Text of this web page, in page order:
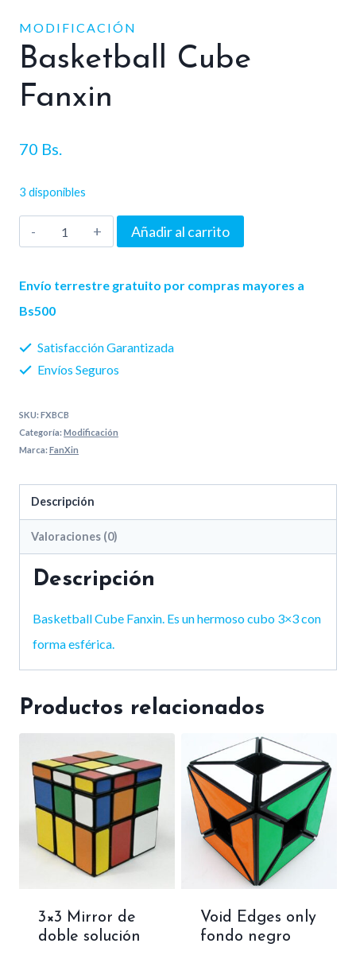
MODIFICACIÓN
Basketball Cube
Fanxin
70 Bs.
3 disponibles
Basketball
Fanxin
cantidad
Añadir al carrito
Envío terrestre gratuito por compras mayores a
Bs500
Satisfacción Garantizada
Envíos Seguros
SKU:FXBCB
Categoría:Modificación
Marca:FanXin
Descripción
Valoraciones (0)
Descripción
Basketball Cube Fanxin. Es un hermoso cubo 3×3 con
forma esférica.
Productos relacionados
3×3 Mirror de
doble solución
Void Edges only
fondo negro